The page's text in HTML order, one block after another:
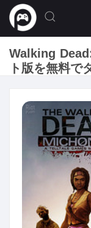
Walking
ト版を無料で